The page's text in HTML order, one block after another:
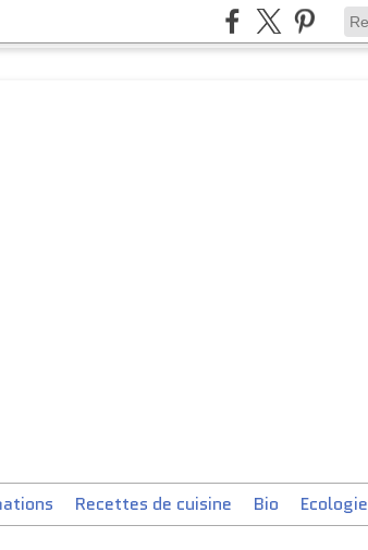
Recettes de cuisine Bio Ecologie